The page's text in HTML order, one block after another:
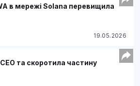
в мережі Solana перевищила
19.05.2026
та скоротила частину